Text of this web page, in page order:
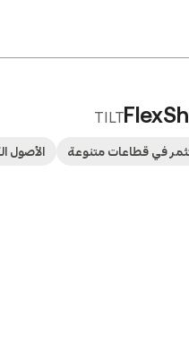
TILT
في قطاعات متنوعة الأصول